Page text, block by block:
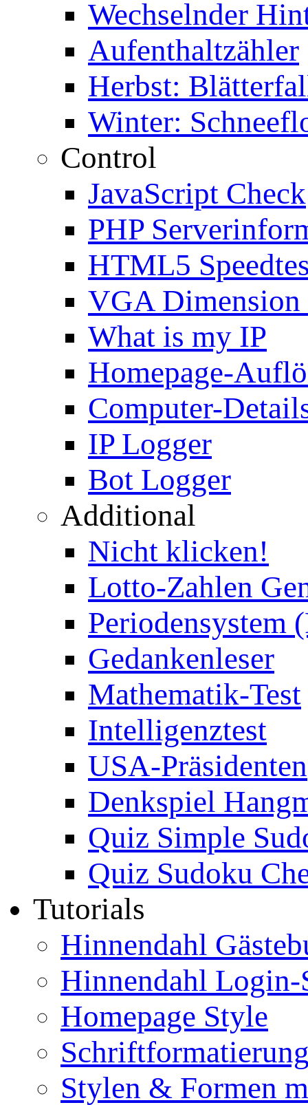
Wechselnder
Aufenthaltzähler
Herbst:
Winter:
Control
JavaScript Check
PHP
HTML5
VGA Dimension
What is my IP
Homepage-
Computer-
IP Logger
Bot Logger
Additional
Nicht klicken!
Lotto-Zahlen
Periodensystem
Gedankenleser
Mathematik-Test
Intelligenztest
USA-Präsidenten
Denkspiel
Quiz Simple
Quiz Sudoku
Tutorials
Hinnendahl
Hinnendahl Login-
Homepage Style
Stylen & Formen